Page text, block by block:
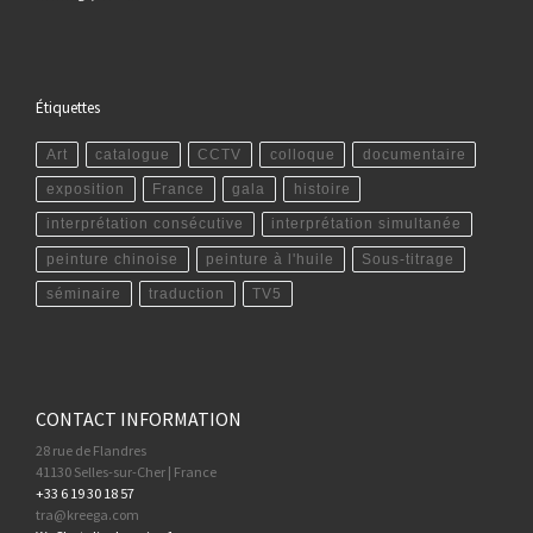
Étiquettes
Art catalogue CCTV colloque documentaire
exposition France gala histoire
interprétation consécutive interprétation simultanée
peinture chinoise peinture à l'huile Sous-titrage
séminaire traduction TV5
CONTACT INFORMATION
28 rue de Flandres
41130 Selles-sur-Cher | France
+33 6 19 30 18 57
tra@kreega.com